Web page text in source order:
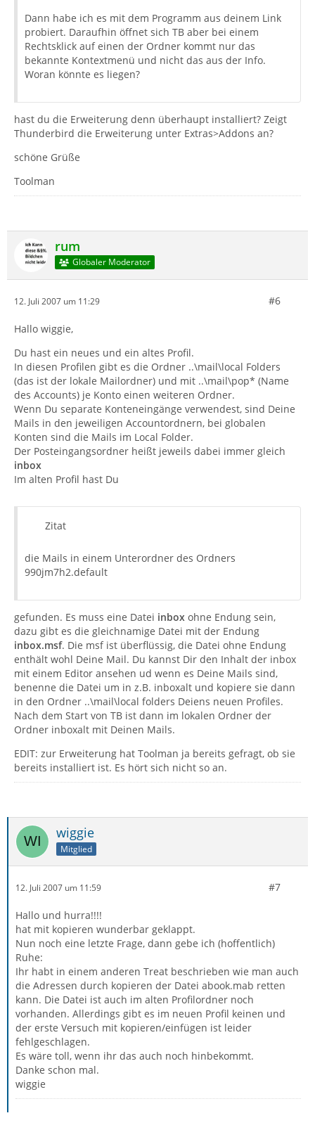
Dann habe ich es mit dem Programm aus deinem Link
probiert. Daraufhin öffnet sich TB aber bei einem
Rechtsklick auf einen der Ordner kommt nur das
bekannte Kontextmenü und nicht das aus der Info.
Woran könnte es liegen?
hast du die Erweiterung denn überhaupt installiert? Zeigt
Thunderbird die Erweiterung unter Extras>Addons an?
schöne Grüße
Toolman
rum
Globaler Moderator
12. Juli 2007 um 11:29 #6
Hallo wiggie,
Du hast ein neues und ein altes Profil.
In diesen Profilen gibt es die Ordner ..\mail\local Folders
(das ist der lokale Mailordner) und mit ..\mail\pop* (Name
des Accounts) je Konto einen weiteren Ordner.
Wenn Du separate Konteneingänge verwendest, sind Deine
Mails in den jeweiligen Accountordnern, bei globalen
Konten sind die Mails im Local Folder.
Der Posteingangsordner heißt jeweils dabei immer gleich
inbox
Im alten Profil hast Du
Zitat
die Mails in einem Unterordner des Ordners
990jm7h2.default
gefunden. Es muss eine Datei inbox ohne Endung sein,
dazu gibt es die gleichnamige Datei mit der Endung
inbox.msf. Die msf ist überflüssig, die Datei ohne Endung
enthält wohl Deine Mail. Du kannst Dir den Inhalt der inbox
mit einem Editor ansehen ud wenn es Deine Mails sind,
benenne die Datei um in z.B. inboxalt und kopiere sie dann
in den Ordner ..\mail\local folders Deiens neuen Profiles.
Nach dem Start von TB ist dann im lokalen Ordner der
Ordner inboxalt mit Deinen Mails.
EDIT: zur Erweiterung hat Toolman ja bereits gefragt, ob sie
bereits installiert ist. Es hört sich nicht so an.
wiggie
Mitglied
12. Juli 2007 um 11:59 #7
Hallo und hurra!!!!
hat mit kopieren wunderbar geklappt.
Nun noch eine letzte Frage, dann gebe ich (hoffentlich)
Ruhe:
Ihr habt in einem anderen Treat beschrieben wie man auch
die Adressen durch kopieren der Datei abook.mab retten
kann. Die Datei ist auch im alten Profilordner noch
vorhanden. Allerdings gibt es im neuen Profil keinen und
der erste Versuch mit kopieren/einfügen ist leider
fehlgeschlagen.
Es wäre toll, wenn ihr das auch noch hinbekommt.
Danke schon mal.
wiggie